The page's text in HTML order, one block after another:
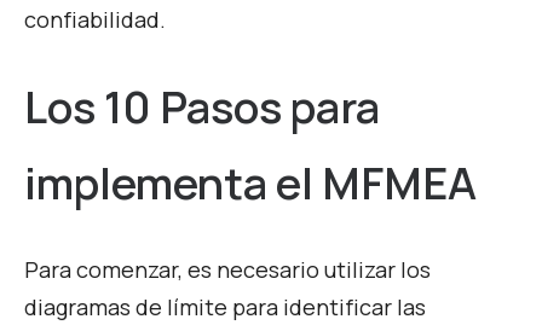
confiabilidad.
Los 10 Pasos para
implementa el MFMEA
Para comenzar, es necesario utilizar los
diagramas de límite para identificar las